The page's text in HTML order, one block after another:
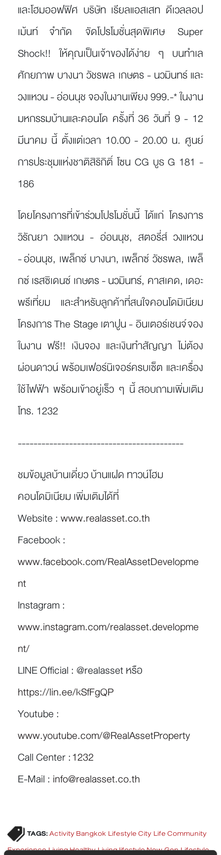
และโฮมออฟฟิศ บริษัท เรียลแอสเสท ดีเวลลอป
เม้นท์ จำกัด จัดโปรโมชั่นสุดพิเศษ Super
Shock!! ให้คุณเป็นเจ้าของได้ง่าย ๆ บนทำเล
ศักยภาพ บางนา วัชรพล เกษตร - นวมินทร์ และ
วงแหวน - อ่อนนุช จองในงานเพียง 999.-* ในงาน
มหกรรมบ้านและคอนโด ครั้งที่ 36 วันที่ 9 - 12
มีนาคม นี้ ตั้งแต่เวลา 10.00 - 20.00 น. ศูนย์
การประชุมแห่งชาติสิริกิติ์ โซน CG บูธ G 181 -
186
โดยโครงการที่เข้าร่วมโปรโมชั่นนี้ ได้แก่ โครงการ
วิรัณยา วงแหวน - อ่อนนุช, สตอรี่ส์ วงแหวน
- อ่อนนุช, เพล็กซ์ บางนา, เพล็กซ์ วัชรพล, เพล็
กซ์ เรสซิเดนซ์ เกษตร - นวมินทร์, คาสเคด, เดอะ
พรีเที่ยม และสำหรับลูกค้าที่สนใจคอนโดมิเนียม
โครงการ The Stage เตาปูน - อินเตอร์เชนจ์ จอง
ในงาน ฟรี!! เงินจอง และเงินทำสัญญา ไม่ต้อง
ผ่อนดาวน์ พร้อมเฟอร์นิเจอร์ครบเซ็ต และเครื่อง
ใช้ไฟฟ้า พร้อมเข้าอยู่เร็ว ๆ นี้ สอบถามเพิ่มเติม
โทร. 1232
------------------------------------------
ชมข้อมูลบ้านเดี่ยว บ้านแฝด ทาวน์โฮม
คอนโดมิเนียม เพิ่มเติมได้ที่
Website :www.realasset.co.th
Facebook :
www.facebook.com/RealAssetDevelopme
nt
Instagram :
www.instagram.com/realasset.developme
nt/
LINE Official : @realasset หรือ
https://lin.ee/kSfFgQP
Youtube :
www.youtube.com/@RealAssetProperty
Call Center :1232
E-Mail : info@realasset.co.th
TAGS:ActivityBangkok LifestyleCity LifeCommunity
Experience LivingHealthy LivinglifestyleNew Gen Lifestyle